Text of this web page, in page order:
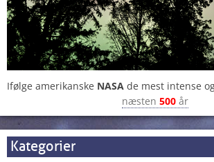
Ifølge amerikanske NASA de mest intense
næsten 500 år
Kategorier